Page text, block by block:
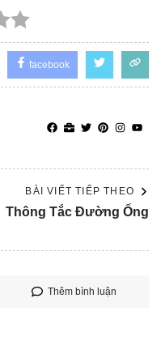
facebook
BÀI VIẾT TIẾP THEO
Thông Tắc Đường Ống
Thêm bình luận